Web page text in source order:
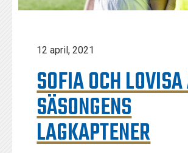
12 april, 2021
SOFIA OCH
SÄSONGENS
LAGKAPTENER